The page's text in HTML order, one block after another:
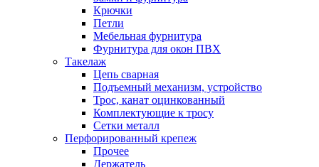
Крючки
Петли
Мебельная фурнитура
Фурнитура для окон ПВХ
Такелаж
Цепь сварная
Подъемный механизм, устройство
Трос, канат оцинкованный
Комплектующие к тросу
Сетки металл
Перфорированный крепеж
Прочее
Держатель